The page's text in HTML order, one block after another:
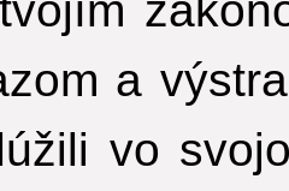
a
vo